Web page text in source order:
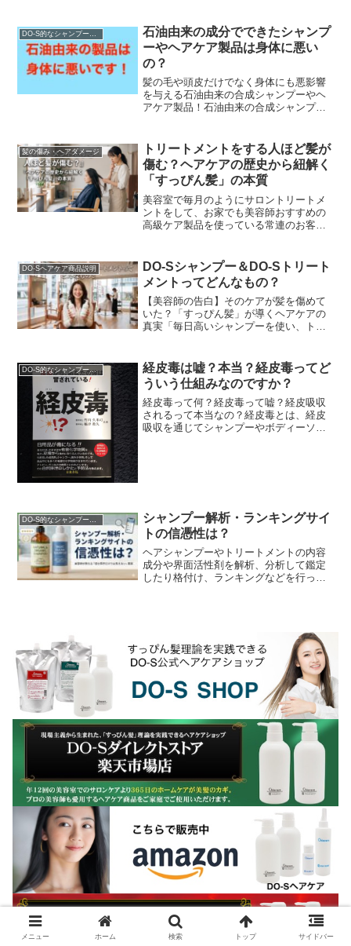
DO-S的なシャンプー解析
石油由来の成分でできたシャンプ
ーやヘアケア製品は身体に悪い
の？
髪の毛や頭皮だけでなく身体にも悪影響
を与える石油由来の合成シャンプーやヘ
アケア製品！石油由来の合成シャンプー
い油と水を混ぜて水だ...
髪の傷み・ヘアダメージ
トリートメントをする人ほど髪が
傷む？ヘアケアの歴史から紐解く
「すっぴん髪」の本質
美容室で毎月のようにサロントリートメ
ントをして、お家でも美容師おすすめの
高級ケア製品を使っている常連のお客
りも確実に髪がボサボサ...
DO-Sヘアケア商品説明
DO-Sシャンプー＆DO-Sトリート
メントってどんなもの？
【美容師の告白】そのケアが髪を傷めて
いた？「すっぴん髪」が導くヘアケアの
真実「毎日高いシャンプーを使い、トリ
が細くなり、変なクセ...
DO-S的なシャンプー解析
経皮毒は嘘？本当？経皮毒ってど
ういう仕組みなのですか？
経皮毒って何？経皮毒って嘘？経皮吸収
されるって本当なの？経皮毒とは、経皮
吸収を通じてシャンプーやボディーソー
シャンプー解析・ランキングサイ
トの信憑性は？
ヘアシャンプーやトリートメントの内容
成分や界面活性剤を解析、分析して鑑定
したり格付け、ランキングなどを行った
メニュー ホーム 検索 トップ サイドバー